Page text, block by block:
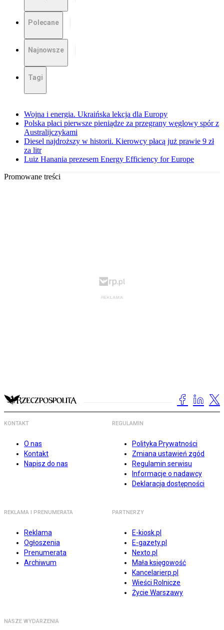
Polecane
Najnowsze
Tagi
Wojna i energia. Ukraińska lekcja dla Europy
Polska płaci pierwsze pieniądze za przegrany węglowy spór z
Australijczykami
Diesel najdroższy w historii. Kierowcy płacą już prawie 9 zł
za litr
Luiz Hanania prezesem Energy Efficiency for Europe
Promowane treści
KONTAKT
O nas
Kontakt
Napisz do nas
REGULAMIN
Polityka Prywatności
Zmiana ustawień zgód
Regulamin serwisu
Informacje o nadawcy
Deklaracja dostępności
REKLAMA I PRENUMERATA
Reklama
Ogłoszenia
Prenumerata
Archiwum
PARTNERZY
E-kiosk.pl
E-gazety.pl
Nexto.pl
Mała księgowość
Kancelarierp.pl
Wieści Rolnicze
Życie Warszawy
NASZE WYDARZENIA